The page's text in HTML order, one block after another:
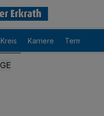
Kreis Karriere Termine